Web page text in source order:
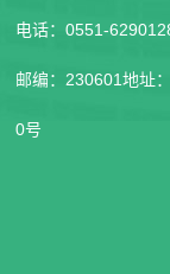
电话：0551-
邮编：230601地址
0号